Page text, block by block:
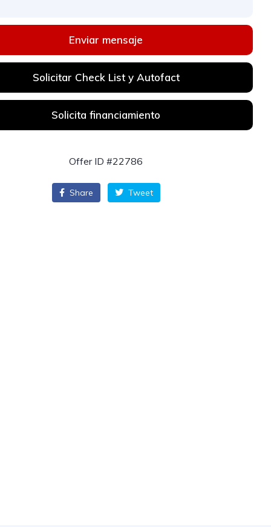
Enviar mensaje
Solicitar Check List y Autofact
Solicita financiamiento
Offer ID #22786
Share Tweet